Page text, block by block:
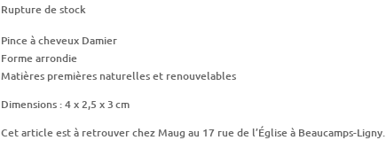
Rupture de stock
Pince à cheveux Damier
Forme arrondie
Matières premières naturelles et renouvelables
Dimensions : 4 x 2,5 x 3 cm
Cet article est à retrouver chez Maug au 17 rue de l’Église à Beaucamps-Ligny.